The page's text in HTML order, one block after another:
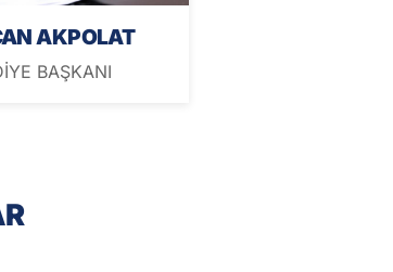
AKPOLAT
BAŞKANI